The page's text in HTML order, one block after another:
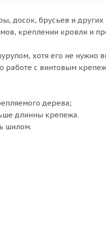
досок, брусьев и
креплении кровли и
хотя его не нужно
с винтовым
дерева;
длинны крепежа.
шилом.